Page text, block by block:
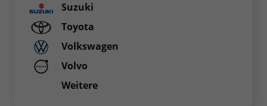
Suzuki
Toyota
Volkswagen
Volvo
Weitere